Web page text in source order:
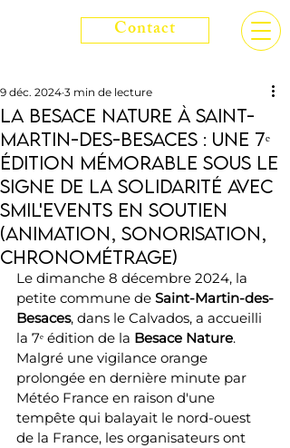
Contact
La Besace Nature à Saint-
Martin-des-Besaces : Une 7ᵉ
édition mémorable sous le
signe de la solidarité avec
smil'events en soutien
(animation, sonorisation,
chronométrage)
9 déc. 2024 3 min de lecture
Le dimanche 8 décembre 2024, la
petite commune de Saint-Martin-des-
Besaces, dans le Calvados, a accueilli
la 7ᵉ édition de la Besace Nature.
Malgré une vigilance orange
prolongée en dernière minute par
Météo France en raison d'une
tempête qui balayait le nord-ouest
de la France, les organisateurs ont